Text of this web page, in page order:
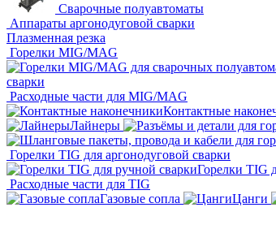
Сварочные полуавтоматы
Аппараты аргонодуговой сварки
Плазменная резка
Горелки MIG/MAG
сварки
Расходные части для MIG/MAG
Контактные
Лайнеры
Горелки TIG для аргонодуговой сварки
Горелки TIG
Расходные части для TIG
Газовые сопла
Цанги